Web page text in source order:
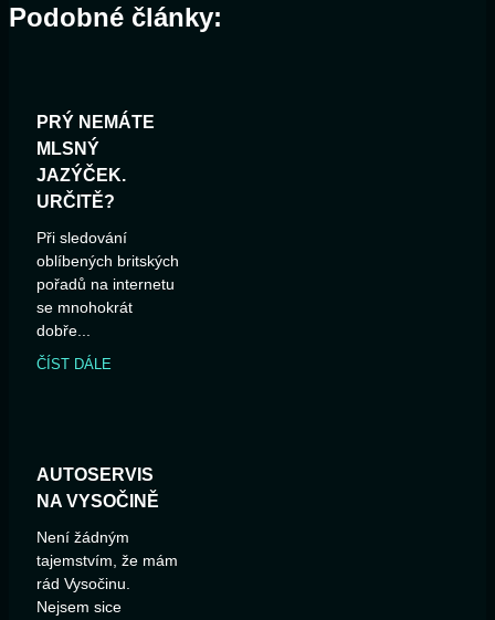
Podobné články:
PRÝ NEMÁTE
MLSNÝ
JAZÝČEK.
URČITĚ?
Při sledování
oblíbených britských
pořadů na internetu
se mnohokrát
dobře...
ČÍST DÁLE
AUTOSERVIS
NA VYSOČINĚ
Není žádným
tajemstvím, že mám
rád Vysočinu.
Nejsem sice